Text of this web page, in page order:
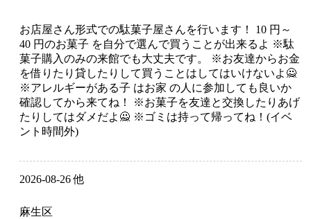
お店屋さん形式での駄菓子屋さんを行います！ 10 円～
40 円のお菓子 を自分で選んで買うことが出来るよ ※駄
菓子購入のみの来館でも大丈夫です。 ※お友達からお金
を借りたり貸したりして買うことはしてはいけないよ🙅
※アレルギーがある子 はお家 の人に参加しても良いか
確認してから来てね！ ※お菓子を友達と交換したりあげ
たりしてはダメだよ🙅 ※ゴミは持って帰ってね！(イベ
ント時間外)
2026-08-26 他
麻生区